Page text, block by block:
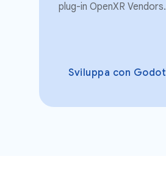
plug-in OpenXR Vendors.
Sviluppa con Godot